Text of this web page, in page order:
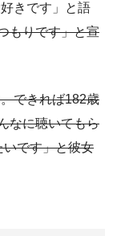
きです」と語
もりです」と宣
できれば182歳
なに聴いてもら
です」と彼女